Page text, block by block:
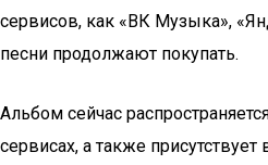
сервисов, как «ВК Музыка»,
песни продолжают покупать.
Альбом сейчас
сервисах, а также